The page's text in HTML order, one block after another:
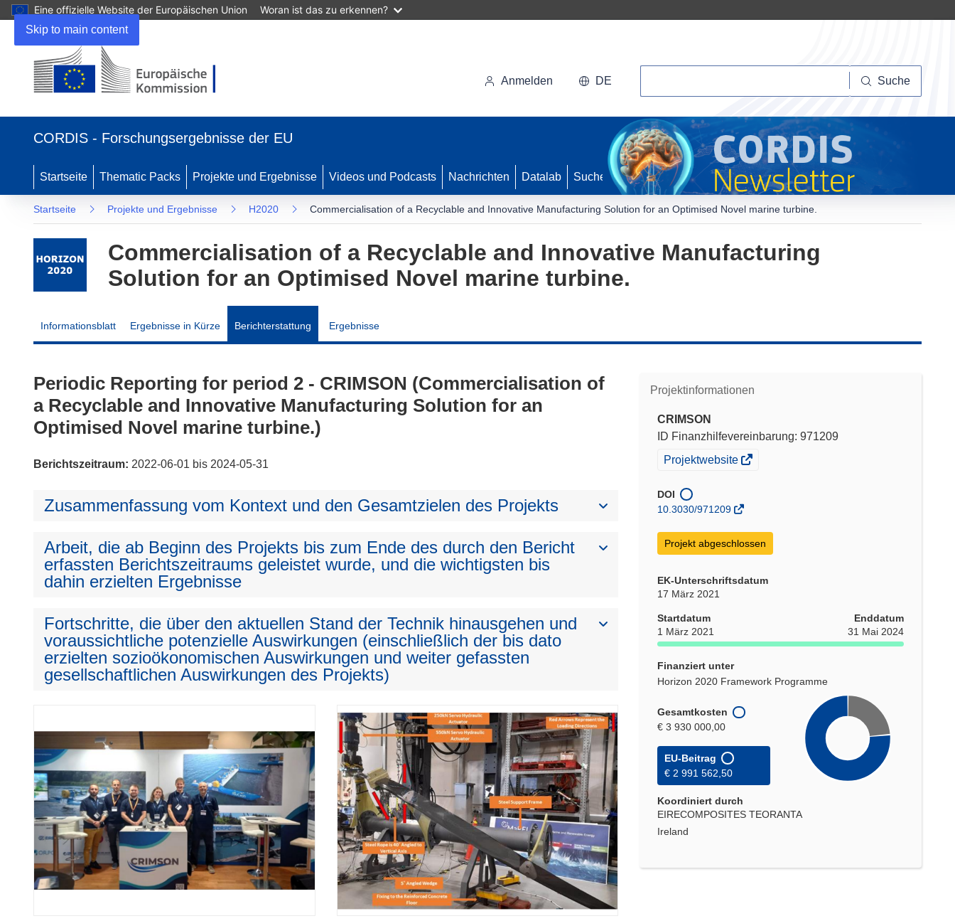
Skip to main content
Eine offizielle Website der Europäischen Union Woran ist das zu erkennen?
neuem
Anmelden DE Suche
CORDIS - Forschungsergebnisse der EU
Startseite Thematic Packs Projekte und Ergebnisse Videos und Podcasts Nachrichten Datalab Suche
Startseite Projekte und Ergebnisse H2020 Commercialisation of a Recyclable and Innovative Manufacturing Solution for an Optimised Novel marine turbine.
Commercialisation of a Recyclable and Innovative Manufacturing
Solution for an Optimised Novel marine turbine.
Informationsblatt Ergebnisse in Kürze Berichterstattung Ergebnisse
Projektinformationen
CRIMSON
ID Finanzhilfevereinbarung: 971209
(öffnet
Fenster)
Projektwebsite
DOI
10.3030/971209
Projekt abgeschlossen
EK-Unterschriftsdatum
17 März 2021
Startdatum
1 März 2021
Enddatum
31 Mai 2024
Finanziert unter
Horizon 2020 Framework Programme
Gesamtkosten
€ 3 930 000,00
EU-Beitrag
€ 2 991 562,50
Koordiniert durch
EIRECOMPOSITES TEORANTA
Ireland
Periodic Reporting for period 2 - CRIMSON (Commercialisation of
a Recyclable and Innovative Manufacturing Solution for an
Optimised Novel marine turbine.)
Berichtszeitraum: 2022-06-01 bis 2024-05-31
Zusammenfassung vom Kontext und den Gesamtzielen des Projekts
Arbeit, die ab Beginn des Projekts bis zum Ende des durch den Bericht
erfassten Berichtszeitraums geleistet wurde, und die wichtigsten bis
dahin erzielten Ergebnisse
Fortschritte, die über den aktuellen Stand der Technik hinausgehen und
voraussichtliche potenzielle Auswirkungen (einschließlich der bis dato
erzielten sozioökonomischen Auswirkungen und weiter gefassten
gesellschaftlichen Auswirkungen des Projekts)